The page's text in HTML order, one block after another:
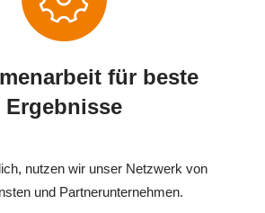
für beste
Ergebnisse
nutzen wir unser Netzwerk von
und Partnerunternehmen.